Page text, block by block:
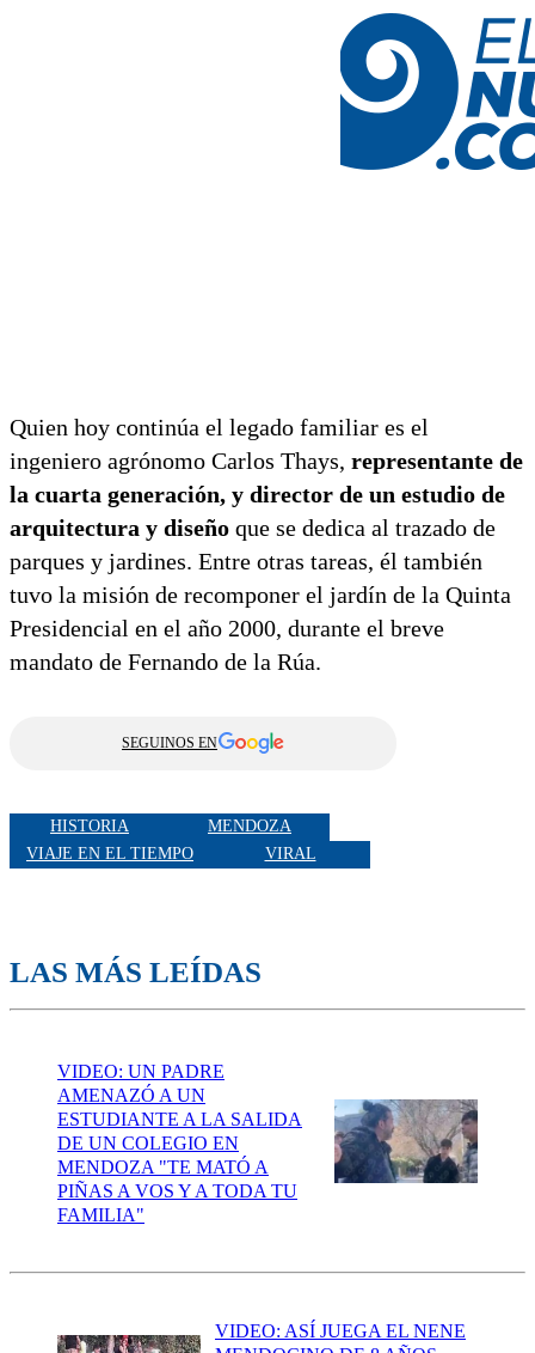
Quien hoy continúa el legado familiar es el
ingeniero agrónomo Carlos Thays, representante de
la cuarta generación, y director de un estudio de
arquitectura y diseño que se dedica al trazado de
parques y jardines. Entre otras tareas, él también
tuvo la misión de recomponer el jardín de la Quinta
Presidencial en el año 2000, durante el breve
mandato de Fernando de la Rúa.
SEGUINOS EN
HISTORIA
MENDOZA
VIAJE EN EL TIEMPO
VIRAL
LAS MÁS LEÍDAS
VIDEO: UN PADRE
AMENAZÓ A UN
ESTUDIANTE A LA SALIDA
DE UN COLEGIO EN
MENDOZA "TE MATÓ A
PIÑAS A VOS Y A TODA TU
FAMILIA"
VIDEO: ASÍ JUEGA EL NENE